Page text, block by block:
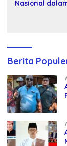
Nasional
Berita